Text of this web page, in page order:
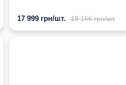
19 166 грн/шт.
17 999 грн/шт.